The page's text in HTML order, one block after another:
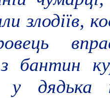
злодіїв,
бантин
у дядька